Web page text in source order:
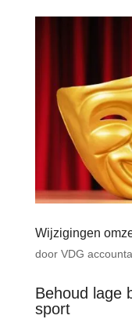
Wijzigingen
door VDG
Behoud lage
sport